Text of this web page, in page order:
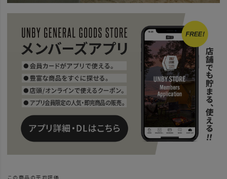
news AS2OV CONTAINER
news ポリカコンテナサイズ検証
news 備えあれば憂いなし。雨でも活躍するキャンプギア
news キャンプ用クッカー